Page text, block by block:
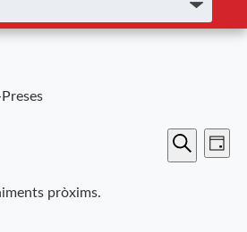
Cerca de
Dia
pròxims.